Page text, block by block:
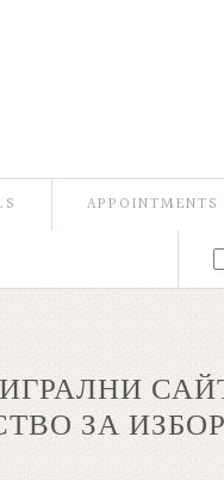
APPOINTMENTS
ЗА